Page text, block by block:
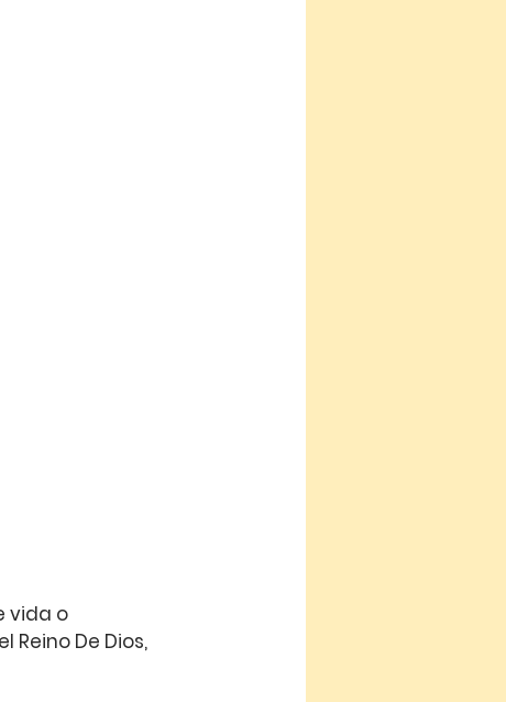
vida o
De Dios,